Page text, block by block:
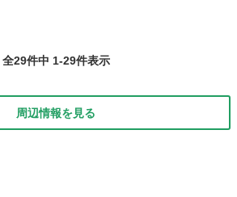
全29件中 1-29件表示
周辺情報を見る